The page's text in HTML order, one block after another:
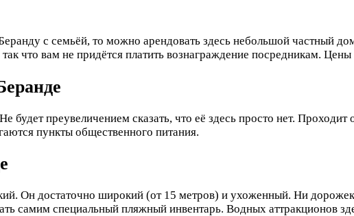
с семьёй, то можно арендовать здесь небольшой частный
что вам не придётся платить вознаграждение посредникам.
будет преувеличением сказать, что её здесь просто нет.
пункты общественного питания.
Он достаточно широкий (от 15 метров) и ухоженный. Ни
самим специальный пляжный инвентарь. Водных аттракционов